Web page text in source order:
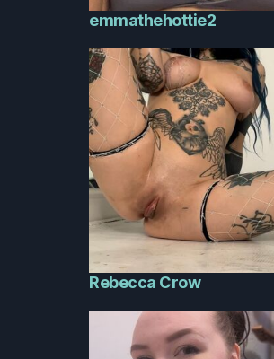
emmathehottie2
Rebecca Crow